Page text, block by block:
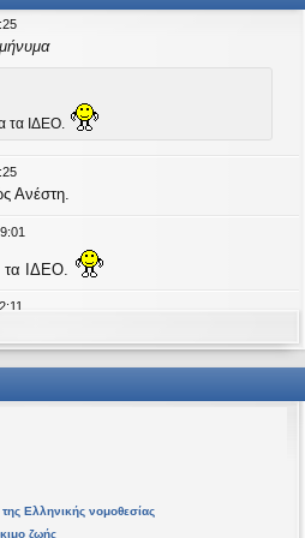
η
τα ΙΔΕΟ.
Ανέστη.
τα ΙΔΕΟ.
↑
↑
Καλή Ανάσταση.
Ελληνικής νομοθεσίας
ζωής